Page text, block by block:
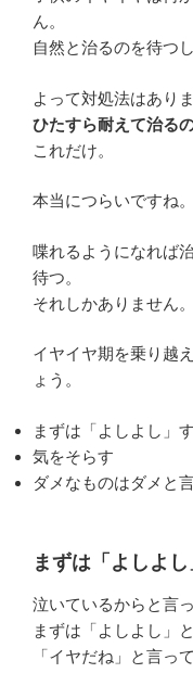
ん。
自然と治るのを待つ
よって対処法はありま
ひたすら耐えて治る
これだけ。
本当につらいですね。
喋れるようになれば
待つ。
それしかありません。
イヤイヤ期を乗り越
ょう。
まずは「よしよし」
気をそらす
ダメなものはダメと
まずは「よしよし
泣いているからと言
まずは「よしよし」
「イヤだね」と言っ